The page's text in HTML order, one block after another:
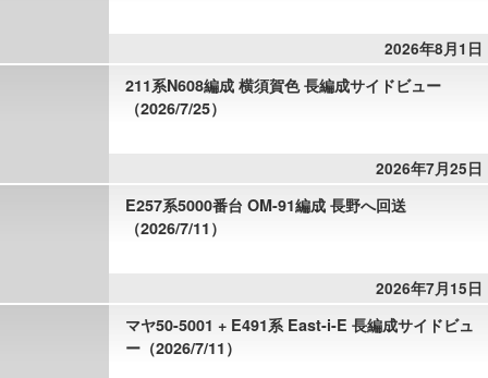
2026年8月1日
211系N608編成 横須賀色 長編成サイドビュー
（2026/7/25）
2026年7月25日
E257系5000番台 OM-91編成 長野へ回送
（2026/7/11）
2026年7月15日
マヤ50-5001 + E491系 East-i-E 長編成サイドビュ
ー（2026/7/11）